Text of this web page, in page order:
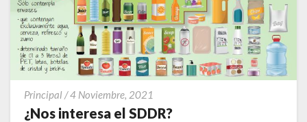
Principal /4 Noviembre, 2021
interesa
¿Nos interesa el SDDR?